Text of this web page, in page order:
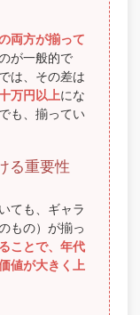
両方が揃って
が一般的で
は、その差は
万円以上にな
も、揃ってい
る重要性
ても、ギャラ
もの）が揃っ
ことで、年代
値が大きく上